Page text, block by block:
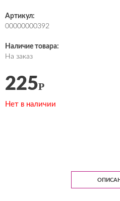
Артикул:
00000000392
Наличие товара:
На заказ
225Р
Нет в наличии